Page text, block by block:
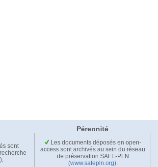
Pérennité
sont
Les documents déposés en open-
access sont archivés au sein du réseau
de préservation SAFE-PLN
(www.safepln.org).